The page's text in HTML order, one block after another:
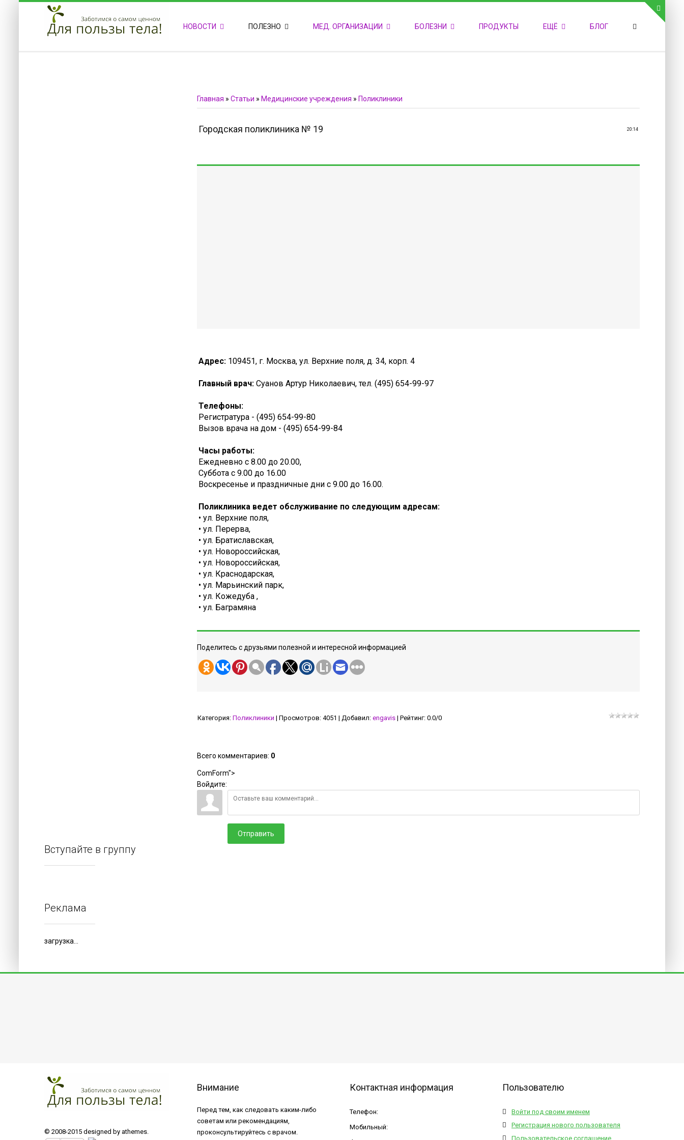
ПРИВЕТСТВУЕМ НА НАШЕМ САЙТЕ
Блок скоро обновится
ПОПУЛЯРНЫЕ НОВОСТИ СВЯЗЬ С АДМИНИСТРАЦИЕЙ САЙТА
Телефон:
НОВОСТИ ПОЛЕЗНО МЕД. ОРГАНИЗАЦИИ БОЛЕЗНИ ПРОДУКТЫ ЕЩЁ БЛОГ
Главная » Статьи » Медицинские учреждения » Поликлиники
20:14
Городская поликлиника № 19
Адрес: 109451, г. Москва, ул. Верхние поля, д. 34, корп. 4
Главный врач: Суанов Артур Николаевич, тел. (495) 654-99-97
Телефоны:
Регистратура - (495) 654-99-80
Вызов врача на дом - (495) 654-99-84
Часы работы:
Ежедневно с 8.00 до 20.00,
Суббота с 9.00 до 16.00
Воскресенье и праздничные дни с 9.00 до 16.00.
Поликлиника ведет обслуживание по следующим адресам:
• ул. Верхние поля,
• ул. Перерва,
• ул. Братиславская,
• ул. Новороссийская,
• ул. Новороссийская,
• ул. Краснодарская,
• ул. Марьинский парк,
• ул. Кожедуба ,
• ул. Баграмяна
Поделитесь с друзьями полезной и интересной информацией
Категория: Поликлиники | Просмотров: 4051 | Добавил: engavis | Рейтинг: 0.0/0
Всего комментариев: 0
ComForm">
Войдите:
Отправить
Вступайте в группу
Реклама
загрузка...
© 2008-2015 designed by athemes.
Внимание
Перед тем, как следовать каким-либо
советам или рекомендациям,
проконсультируйтесь с врачом.
Контактная информация
Телефон:
Мобильный:
Пользователю
Войти под своим именем
Регистрация нового пользователя
Пользовательское соглашение